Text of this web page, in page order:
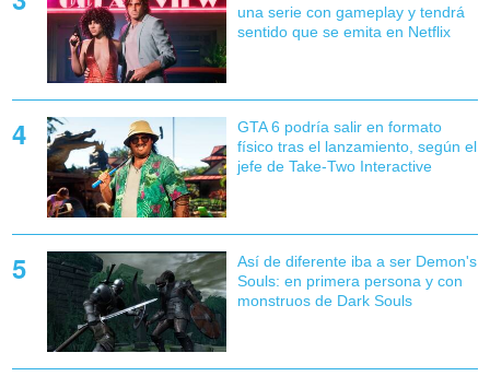
una serie con gameplay y tendrá
sentido que se emita en Netflix
GTA 6 podría salir en formato
físico tras el lanzamiento, según el
jefe de Take-Two Interactive
Así de diferente iba a ser Demon's
Souls: en primera persona y con
monstruos de Dark Souls